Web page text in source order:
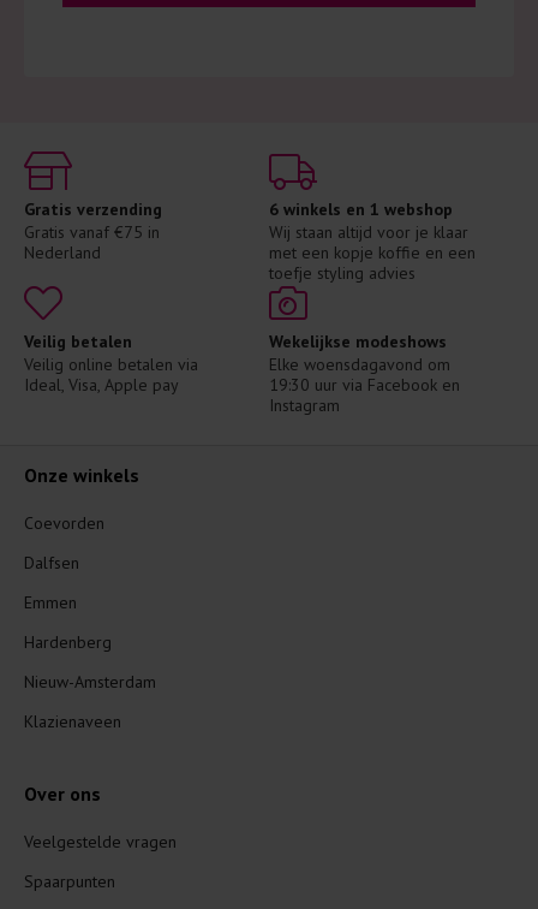
Gratis verzending
Gratis vanaf €75 in
Nederland
6 winkels en 1 webshop
Wij staan altijd voor je klaar
met een kopje koffie en een
toefje styling advies
Veilig betalen
Veilig online betalen via
Ideal, Visa, Apple pay
Wekelijkse modeshows
Elke woensdagavond om
19:30 uur via Facebook en
Instagram
Onze winkels
Coevorden
Dalfsen
Emmen
Hardenberg
Nieuw-Amsterdam
Klazienaveen
Over ons
Veelgestelde vragen
Spaarpunten